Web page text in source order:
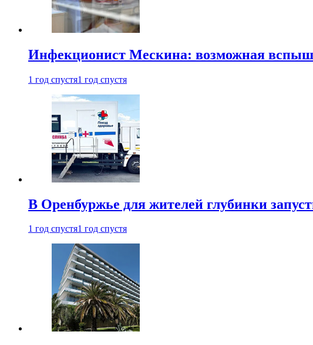
Инфекционист Мескина: возможная
1 год спустя1 год спустя
В Оренбуржье для жителей глубинки
1 год спустя1 год спустя